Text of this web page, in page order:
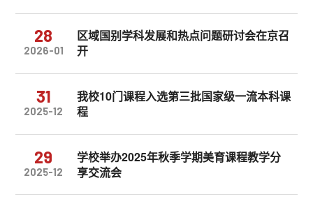
28
2026-01
区域国别学科发展和热点问题研讨会在京召
开
31
2025-12
我校10门课程入选第三批国家级一流本科课
程
29
2025-12
学校举办2025年秋季学期美育课程教学分
享交流会